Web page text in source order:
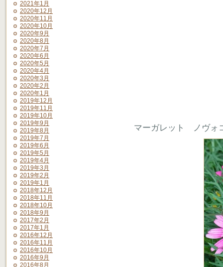
2021年1月
2020年12月
2020年11月
2020年10月
2020年9月
2020年8月
2020年7月
2020年6月
2020年5月
2020年4月
2020年3月
2020年2月
2020年1月
2019年12月
2019年11月
2019年10月
2019年9月
2019年8月
2019年7月
2019年6月
2019年5月
2019年4月
2019年3月
2019年2月
2019年1月
2018年12月
2018年11月
2018年10月
2018年9月
2017年2月
2017年1月
2016年12月
2016年11月
2016年10月
2016年9月
2016年8月
マーガレット ノヴォ